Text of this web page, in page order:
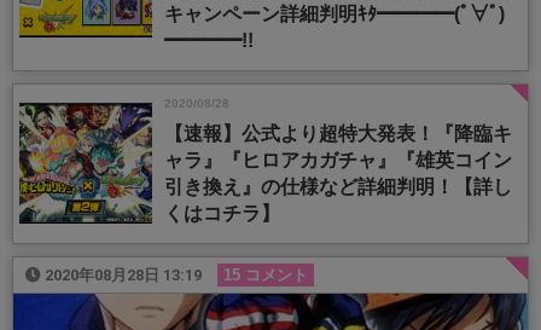
キャンペーン詳細判明ｷﾀ━━━━(ﾟ∀ﾟ)
━━━━!!
2020/08/28
【速報】公式より超特大発表！『降臨キ
ャラ』『ヒロアカガチャ』『雄英コイン
引き換え』の仕様など詳細判明！【詳し
くはコチラ】
2020年08月28日 13:19 15 コメント